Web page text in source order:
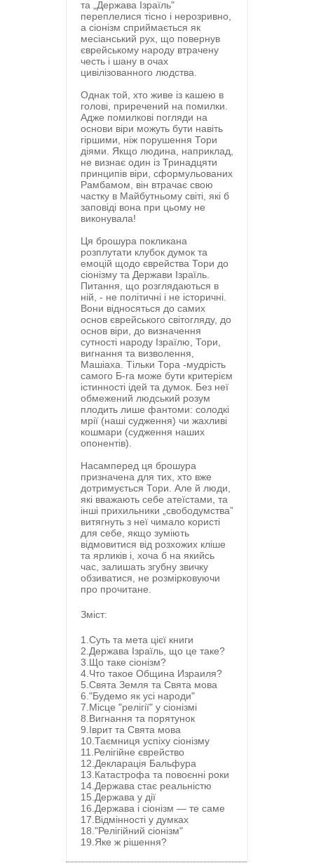
та „Держава Ізраїль"
переплелися тісно і нерозривно,
а сіонізм сприймається як
месіанський рух, що повернув
єврейському народу втрачену
честь і шану в очах
цивілізованного людства.
Однак той, хто живе із кашею в
голові, приречений на помилки.
Адже помилкові погляди на
основи віри можуть бути навіть
гіршими, ніж порушення Тори
діями. Якщо людина, наприклад,
не визнає один із Тринадцяти
принципів віри, сформульованих
Рамбамом, він втрачає свою
частку в Майбутньому світі, які б
заповіді вона при цьому не
виконувала!
Ця брошура покликана
розплутати клубок думок та
емоцій щодо єврейства Тори до
сіонізму та Держави Ізраїль.
Питання, що розглядаються в
ній, - не політичні і не історичні.
Вони відносяться до самих
основ єврейського світогляду, до
основ віри, до визначення
сутності народу Ізраїлю, Тори,
вигнання та визволення,
Машіаха. Тільки Тора -мудрість
самого Б-ra може бути критерієм
істинності ідей та думок. Без неї
обмежений людський розум
плодить лише фантоми: солодкі
мрії (наші судження) чи жахливі
кошмари (судження наших
опонентів).
Насамперед ця брошура
призначена для тих, хто вже
дотримується Тори. Але й люди,
які вважають себе атеїстами, та
інші прихильники „свободумства”
витягнуть з неї чимало користі
для себе, якщо зуміють
відмовитися від розхожих кліше
та ярликів і, хоча б на якийсь
час, залишать згубну звичку
обзиватися, не розмірковуючи
про прочитане.
Зміст:
1.Суть та мета цієї книги
2.Держава Ізраїль, що це таке?
3.Що таке сіонізм?
4.Что такое Община Израиля?
5.Свята Земля та Свята мова
6."Будемо як усі народи"
7.Місце "релігії" у сіонізмі
8.Вигнання та порятунок
9.Іврит та Свята мова
10.Таємниця успіху сіонізму
11.Релігійне єврейство
12.Декларація Бальфура
13.Катастрофа та повоєнні роки
14.Держава стає реальністю
15.Держава у дії
16.Держава і сіонізм — те саме
17.Відмінності у думках
18."Релігійний сіонізм"
19.Яке ж рішення?